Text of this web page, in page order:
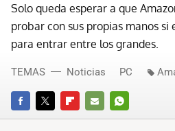
Solo queda esperar a que
probar con sus propias manos si
para entrar entre los grandes.
FACEBOOKTWITTERFLIPBOARD
E-
WHATSAPP
TEMAS Noticias PC